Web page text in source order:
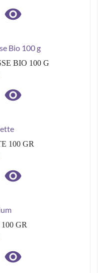

BIO 100 G

100 GR

GR
